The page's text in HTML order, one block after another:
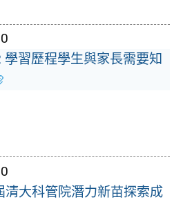
學習歷程學生與家長需要知
清大科管院潛力新苗探索成